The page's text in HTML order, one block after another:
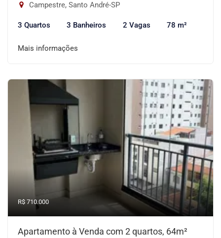
Campestre, Santo André-SP
3 Quartos 3 Banheiros 2 Vagas 78 m²
Mais informações
R$ 710.000
Apartamento à Venda com 2 quartos, 64m²